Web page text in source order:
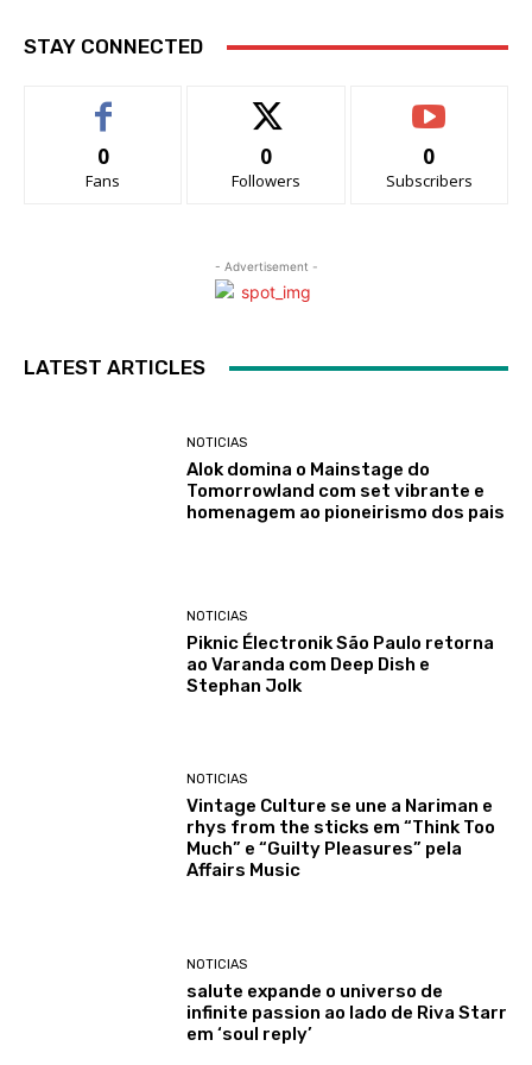
STAY CONNECTED
0
Fans
0
Followers
0
Subscribers
- Advertisement -
LATEST ARTICLES
NOTICIAS
Alok domina o Mainstage do
Tomorrowland com set vibrante e
homenagem ao pioneirismo dos pais
NOTICIAS
Piknic Électronik São Paulo retorna
ao Varanda com Deep Dish e
Stephan Jolk
NOTICIAS
Vintage Culture se une a Nariman e
rhys from the sticks em “Think Too
Much” e “Guilty Pleasures” pela
Affairs Music
NOTICIAS
salute expande o universo de
infinite passion ao lado de Riva Starr
em ‘soul reply’